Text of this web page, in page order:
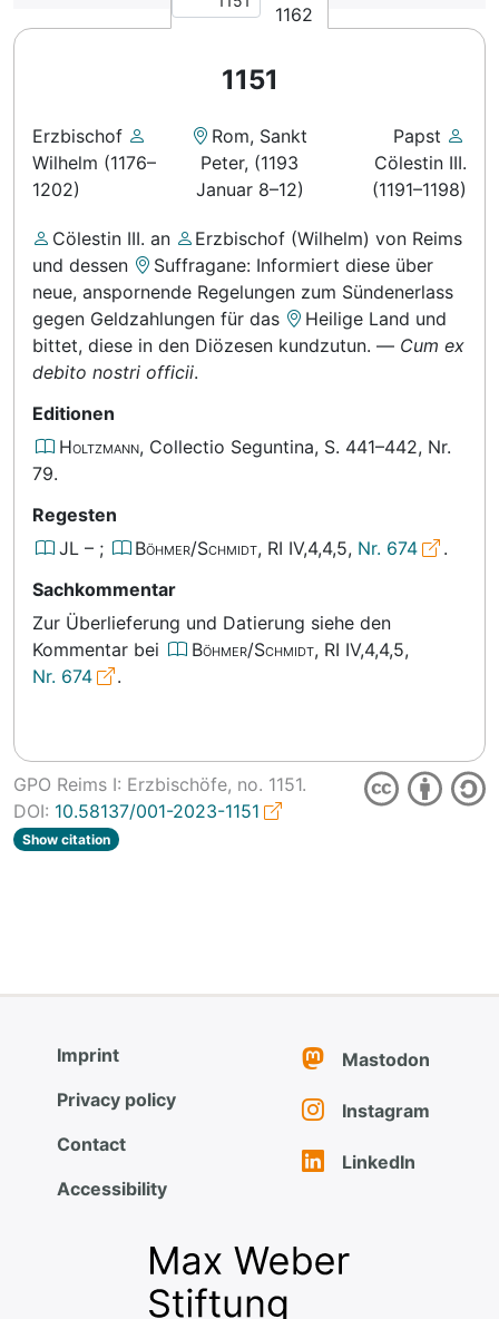
1162
1151
Erzbischof
Wilhelm (1176–
1202)
Rom, Sankt
Peter, (1193
Januar 8–12)
Papst
Cölestin III.
(1191–1198)
Cölestin III. an
Erzbischof (Wilhelm) von Reims
und dessen
Suffragane: Informiert diese über
neue, anspornende Regelungen zum Sündenerlass
gegen Geldzahlungen für das
Heilige Land und
bittet, diese in den Diözesen kundzutun. — Cum ex
debito nostri officii.
Editionen
Holtzmann, Collectio Seguntina, S. 441–442, Nr.
79.
Regesten
JL – ; Böhmer/Schmidt, RI IV,4,4,5, Nr. 674
.
Sachkommentar
Zur Überlieferung und Datierung siehe den
Kommentar bei
Böhmer/Schmidt, RI IV,4,4,5,
Nr. 674
.
GPO Reims I: Erzbischöfe, no. 1151.
DOI: 10.58137/001-2023-1151
Show citation
Imprint
Privacy policy
Contact
Accessibility
Mastodon
Instagram
LinkedIn